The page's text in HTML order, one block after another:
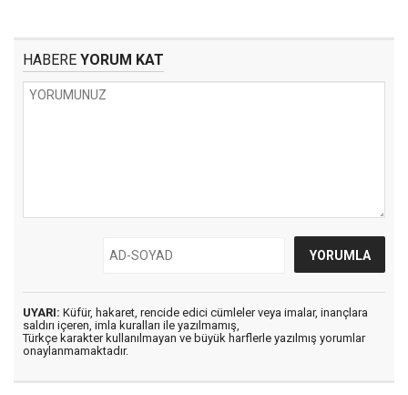
HABERE YORUM KAT
UYARI: Küfür, hakaret, rencide edici cümleler veya imalar, inançlara
saldırı içeren, imla kuralları ile yazılmamış,
Türkçe karakter kullanılmayan ve büyük harflerle yazılmış yorumlar
onaylanmamaktadır.